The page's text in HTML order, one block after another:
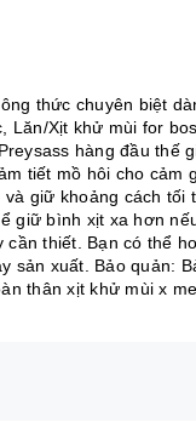
thức chuyên biệt
Lăn/Xịt khử mùi for
hàng đầu thế
tiết mồ hôi cho cảm
giữ khoảng cách tối
giữ bình xịt xa hơn
thiết. Bạn có thể
sản xuất. Bảo quản:
thân xịt khử mùi x